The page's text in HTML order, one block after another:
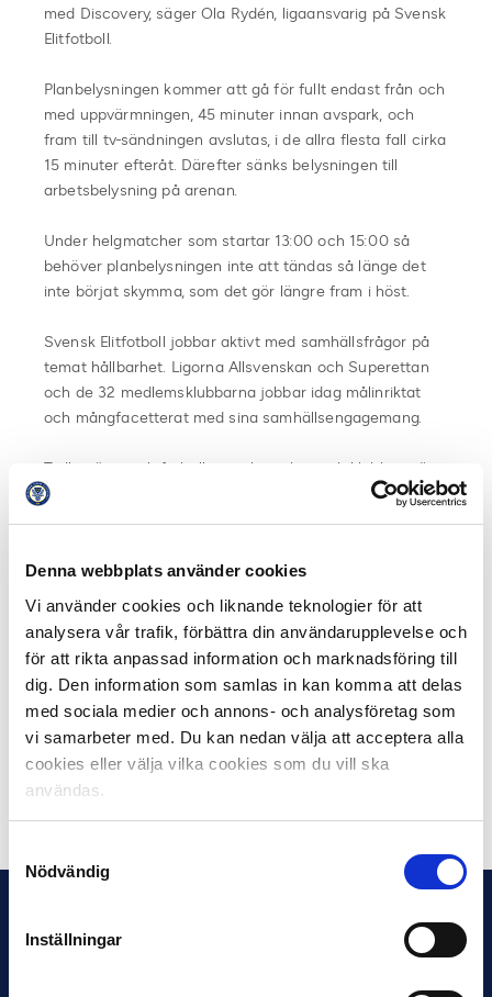
Denna webbplats använder cookies
Vi använder cookies och liknande teknologier för att
analysera vår trafik, förbättra din användarupplevelse och
för att rikta anpassad information och marknadsföring till
dig. Den information som samlas in kan komma att delas
med sociala medier och annons- och analysföretag som
vi samarbeter med. Du kan nedan välja att acceptera alla
cookies eller välja vilka cookies som du vill ska
användas.
Nödvändig
Inställningar
med Discovery, säger Ola Rydén, ligaansvarig på Svensk
Elitfotboll.
Planbelysningen kommer att gå för fullt endast från och
med uppvärmningen, 45 minuter innan avspark, och
fram till tv-sändningen avslutas, i de allra flesta fall cirka
15 minuter efteråt. Därefter sänks belysningen till
arbetsbelysning på arenan.
Under helgmatcher som startar 13:00 och 15:00 så
behöver planbelysningen inte att tändas så länge det
inte börjat skymma, som det gör längre fram i höst.
Svensk Elitfotboll jobbar aktivt med samhällsfrågor på
temat hållbarhet. Ligorna Allsvenskan och Superettan
och de 32 medlemsklubbarna jobbar idag målinriktat
och mångfacetterat med sina samhällsengagemang.
Tydligt är att elitfotbollens arbete, liga och klubbar, gör
resultat för samhället.
Revisionsbolaget EY fastslog
samhällsnytta och 493 miljoner i direkta intäkter till
Tillsammans kan vi skapa bättre förutsättningar för
samhället i stort.
Läs mer om Svensk Elitfotbolls arbete med hållbarhet
här.